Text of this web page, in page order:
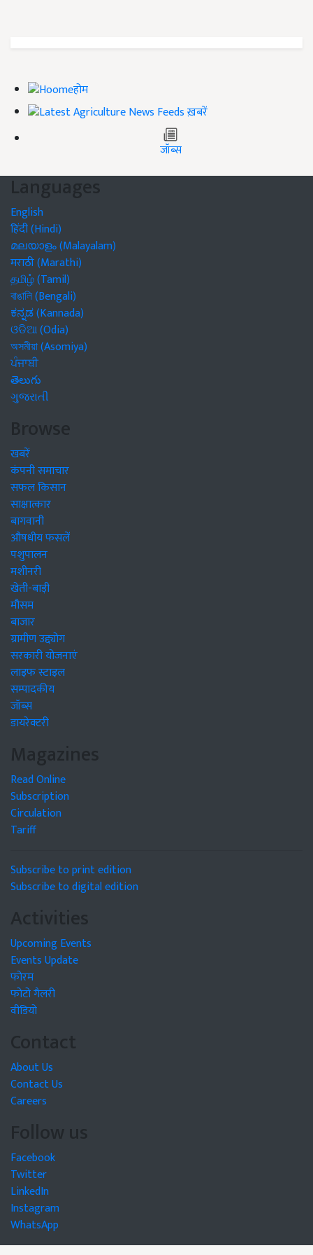
होम
ख़बरें
जॉब्स
Languages
English
हिंदी (Hindi)
മലയാളം (Malayalam)
मराठी (Marathi)
தமிழ் (Tamil)
বাঙালি (Bengali)
ಕನ್ನಡ (Kannada)
ଓଡିଆ (Odia)
অসমীয়া (Asomiya)
ਪੰਜਾਬੀ
తెలుగు
ગુજરાતી
Browse
खबरें
कंपनी समाचार
सफल किसान
साक्षात्कार
बागवानी
औषधीय फसलें
पशुपालन
मशीनरी
खेती-बाड़ी
मौसम
बाजार
ग्रामीण उद्द्योग
सरकारी योजनाएं
लाइफ स्टाइल
सम्पादकीय
जॉब्स
डायरेक्टरी
Magazines
Read Online
Subscription
Circulation
Tariff
Subscribe to print edition
Subscribe to digital edition
Activities
Upcoming Events
Events Update
फोरम
फोटो गैलरी
वीडियो
Contact
About Us
Contact Us
Careers
Follow us
Facebook
Twitter
LinkedIn
Instagram
WhatsApp